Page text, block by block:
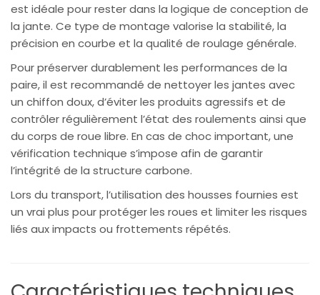
est idéale pour rester dans la logique de conception de
la jante. Ce type de montage valorise la stabilité, la
précision en courbe et la qualité de roulage générale.
Pour préserver durablement les performances de la
paire, il est recommandé de nettoyer les jantes avec
un chiffon doux, d’éviter les produits agressifs et de
contrôler régulièrement l’état des roulements ainsi que
du corps de roue libre. En cas de choc important, une
vérification technique s’impose afin de garantir
l’intégrité de la structure carbone.
Lors du transport, l’utilisation des housses fournies est
un vrai plus pour protéger les roues et limiter les risques
liés aux impacts ou frottements répétés.